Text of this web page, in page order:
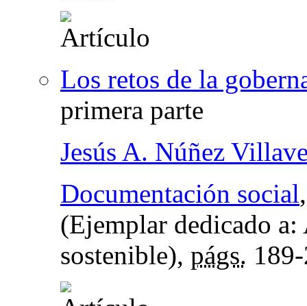
Los retos de la
primera parte
Jesús A. Núñez
Documentación social
(Ejemplar dedicado
sostenible), págs.